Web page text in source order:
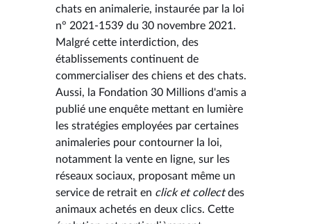
chats en animalerie, instaurée par la loi
n° 2021-1539 du 30 novembre 2021.
Malgré cette interdiction, des
établissements continuent de
commercialiser des chiens et des chats.
Aussi, la Fondation 30 Millions d'amis a
publié une enquête mettant en lumière
les stratégies employées par certaines
animaleries pour contourner la loi,
notamment la vente en ligne, sur les
réseaux sociaux, proposant même un
service de retrait en click et collectdes
animaux achetés en deux clics. Cette